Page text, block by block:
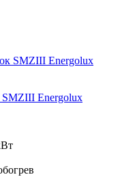
Energolux